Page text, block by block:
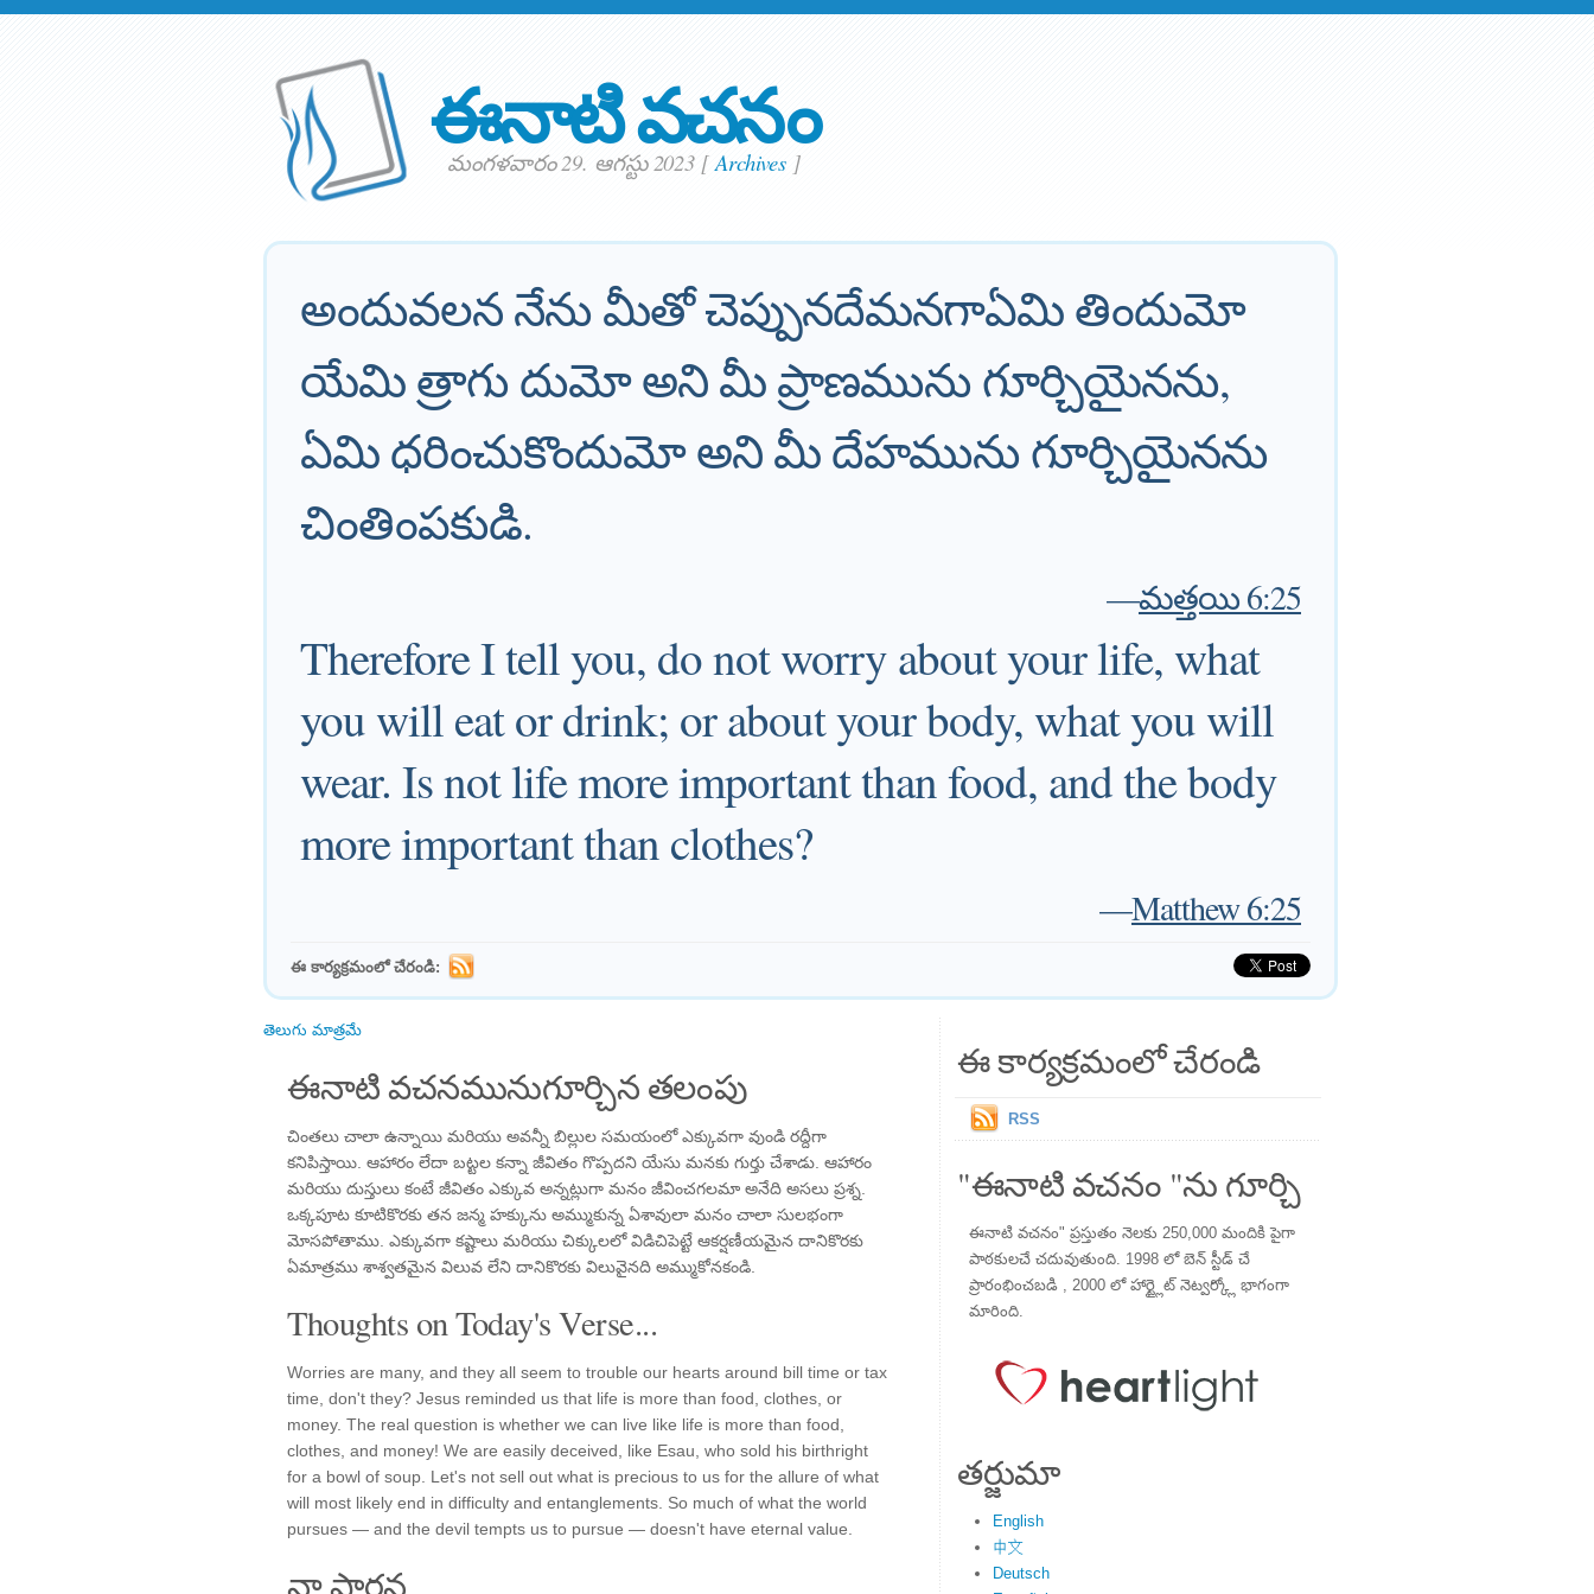
ఈనాటి వచనం
మంగళవారం 29. ఆగస్టు 2023 [Archives ]
అందువలన నేను మీతో చెప్పునదేమనగాఏమి తిందుమో
యేమి త్రాగు దుమో అని మీ ప్రాణమును గూర్చియైనను,
ఏమి ధరించుకొందుమో అని మీ దేహమును గూర్చియైనను
చింతింపకుడి.
—మత్తయి 6:25
Therefore I tell you, do not worry about your life, what
you will eat or drink; or about your body, what you will
wear. Is not life more important than food, and the body
more important than clothes?
—Matthew 6:25
ఈ కార్యక్రమంలో చేరండి:
తెలుగు మాత్రమే
ఈనాటి వచనమునుగూర్చిన తలంపు
చింతలు చాలా ఉన్నాయి మరియు అవన్నీ బిల్లుల సమయంలో ఎక్కువగా వుండి రద్దీగా
కనిపిస్తాయి. ఆహారం లేదా బట్టల కన్నా జీవితం గొప్పదని యేసు మనకు గుర్తు చేశాడు. ఆహారం
మరియు దుస్తులు కంటే జీవితం ఎక్కువ అన్నట్లుగా మనం జీవించగలమా అనేది అసలు ప్రశ్న.
ఒక్కపూట కూటికొరకు తన జన్మ హక్కును అమ్ముకున్న ఏశావులా మనం చాలా సులభంగా
మోసపోతాము. ఎక్కువగా కష్టాలు మరియు చిక్కులలో విడిచిపెట్టే ఆకర్షణీయమైన దానికొరకు
ఏమాత్రము శాశ్వతమైన విలువ లేని దానికొరకు విలువైనది అమ్ముకోనకండి.
Thoughts on Today's Verse...
Worries are many, and they all seem to trouble our hearts around bill time or tax
time, don't they? Jesus reminded us that life is more than food, clothes, or
money. The real question is whether we can live like life is more than food,
clothes, and money! We are easily deceived, like Esau, who sold his birthright
for a bowl of soup. Let's not sell out what is precious to us for the allure of what
will most likely end in difficulty and entanglements. So much of what the world
pursues — and the devil tempts us to pursue — doesn't have eternal value.
నా ప్రార్థన
ఈ కార్యక్రమంలో చేరండి
RSS
"ఈనాటి వచనం "ను గూర్చి
ఈనాటి వచనం" ప్రస్తుతం నెలకు 250,000 మందికి పైగా
పాఠకులచే చదువుతుంది. 1998 లో బెన్ స్టీడ్ చే
ప్రారంభించబడి , 2000 లో హార్ట్లైట్ నెట్వర్క్లో భాగంగా
మారింది.
తర్జుమా
English
中文
Deutsch